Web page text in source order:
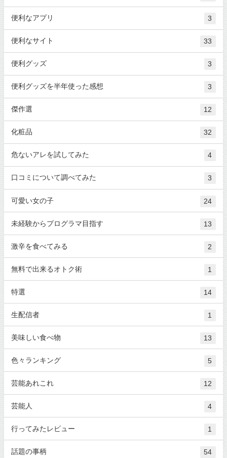
便利なアプリ 3
便利なサイト 33
便利グッズ 3
便利グッズを半年使った感想 3
傑作選 12
化粧品 32
危ないアレを試してみた 4
口コミについて調べてみた 3
可愛い女の子 24
未経験からプログラマ目指す 13
激辛を食べてみる 2
無料で出来るオトク術 1
特選 14
生配信者 1
美味しい食べ物 13
色々ランキング 5
芸能あれこれ 12
芸能人 4
行ってみたレビュー 1
話題の事柄 54